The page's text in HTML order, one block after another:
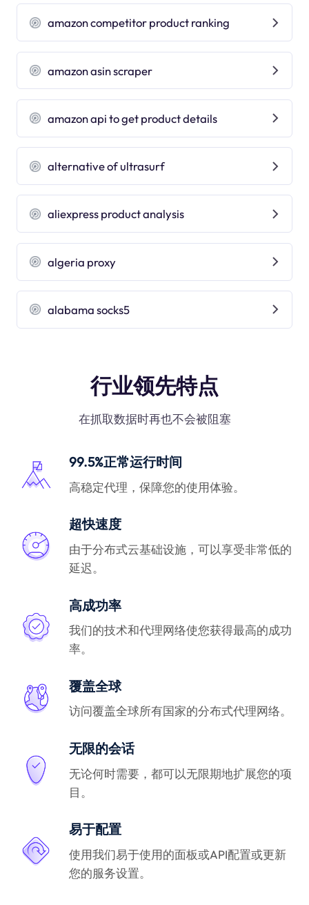
amazon competitor product ranking
amazon asin scraper
amazon api to get product details
alternative of ultrasurf
aliexpress product analysis
algeria proxy
alabama socks5
行业领先特点
在抓取数据时再也不会被阻塞
99.5%正常运行时间
高稳定代理，保障您的使用体验。
超快速度
由于分布式云基础设施，可以享受非常低的
延迟。
高成功率
我们的技术和代理网络使您获得最高的成功
率。
覆盖全球
访问覆盖全球所有国家的分布式代理网络。
无限的会话
无论何时需要，都可以无限期地扩展您的项
目。
易于配置
使用我们易于使用的面板或API配置或更新
您的服务设置。